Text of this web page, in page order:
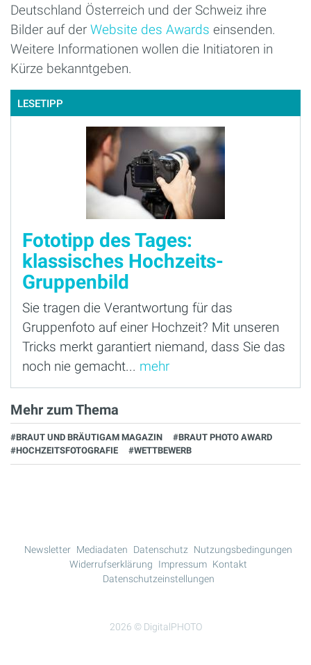
Deutschland Österreich und der Schweiz ihre
Bilder auf der Website des Awards einsenden.
Weitere Informationen wollen die Initiatoren in
Kürze bekanntgeben.
LESETIPP
Fototipp des Tages:
klassisches Hochzeits-
Gruppenbild
Sie tragen die Verantwortung für das
Gruppenfoto auf einer Hochzeit? Mit unseren
Tricks merkt garantiert niemand, dass Sie das
noch nie gemacht... mehr
Mehr zum Thema
#BRAUT UND BRÄUTIGAM MAGAZIN
#BRAUT PHOTO AWARD
#HOCHZEITSFOTOGRAFIE
#WETTBEWERB
2026 © DigitalPHOTO
Newsletter Mediadaten Datenschutz Nutzungsbedingungen
Widerrufserklärung
Impressum Kontakt
Datenschutzeinstellungen